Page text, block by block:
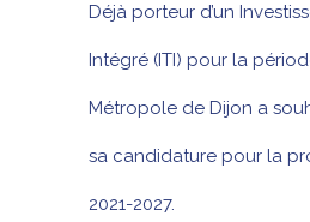
Déjà porteur d’un
Intégré (ITI) pour la
Métropole de Dijon a
sa candidature pour la
2021-2027.